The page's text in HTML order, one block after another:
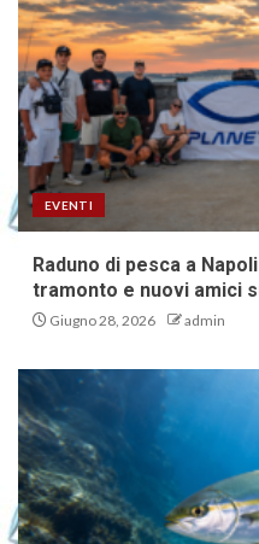
EVENTI
Raduno di pesca a
tramonto e nuovi amici
Giugno 28, 2026 admin